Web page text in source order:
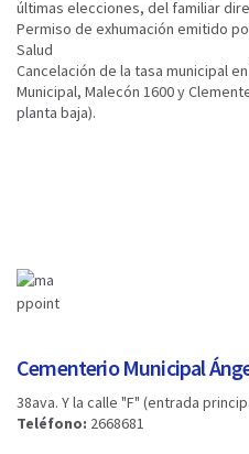
últimas elecciones, del familiar
Permiso de exhumación emitido
Salud
Cancelación de la tasa municipal
Municipal, Malecón 1600 y
planta baja).
Cementerio Municipal
38ava. Y la calle "F" (entrada
Teléfono: 2668681